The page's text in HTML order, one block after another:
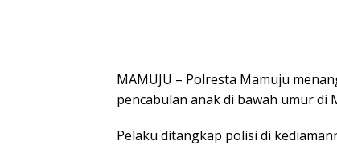
MAMUJU – Polresta Mamuju
pencabulan anak di bawah umur di
Pelaku ditangkap polisi di